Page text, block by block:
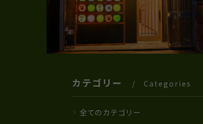
カテゴリー Categories
全てのカテゴリー